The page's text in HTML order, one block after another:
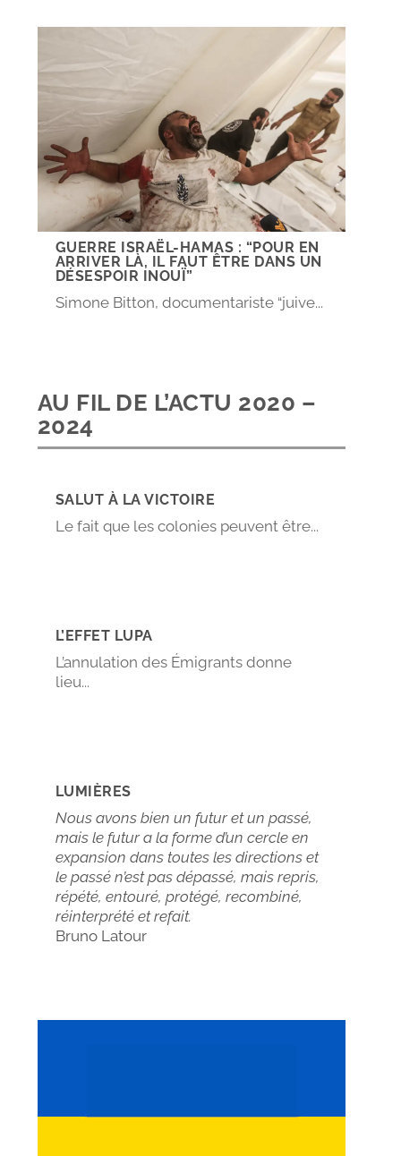
GUERRE ISRAËL-HAMAS : “POUR EN
ARRIVER LÀ, IL FAUT ÊTRE DANS UN
DÉSESPOIR INOUÏ”
Simone Bitton, documentariste “juive...
AU FIL DE L’ACTU 2020 –
2024
SALUT À LA VICTOIRE
Le fait que les colonies peuvent être...
L’EFFET LUPA
L’annulation des Émigrants donne
lieu...
LUMIÈRES
Nous avons bien un futur et un passé,
mais le futur a la forme d’un cercle en
expansion dans toutes les directions et
le passé n’est pas dépassé, mais repris,
répété, entouré, protégé, recombiné,
réinterprété et refait.
Bruno Latour